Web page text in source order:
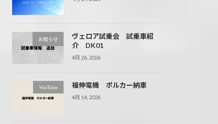
お知らせ
ヴェロア試乗会 試乗車紹
介 DK01
4月 26, 2026
YouTube 福伸電機 ポルカー納車
4月 14, 2026